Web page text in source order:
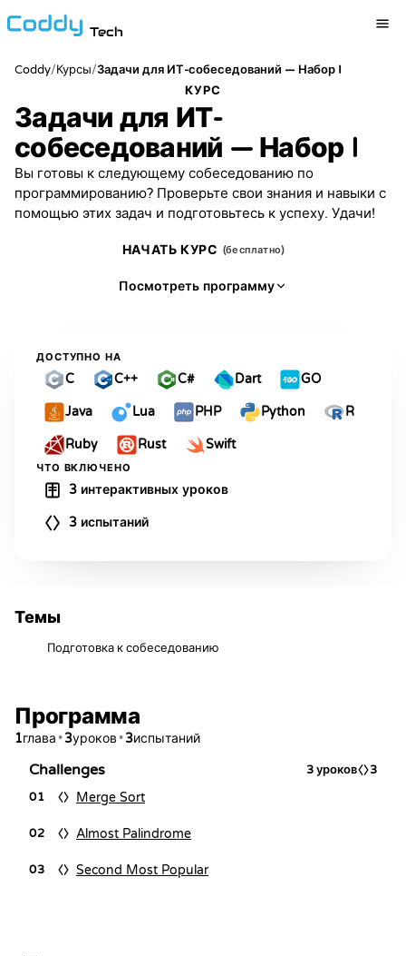
Tech
Coddy/Курсы/Задачи для ИТ-собеседований — Набор I
КУРС
Задачи для ИТ-
собеседований — Набор I
Вы готовы к следующему собеседованию по
программированию? Проверьте свои знания и навыки с
помощью этих задач и подготовьтесь к успеху. Удачи!
НАЧАТЬ КУРС (бесплатно)
Посмотреть программу
ДОСТУПНО НА
C C++ C# Dart GO
Java Lua PHP Python R
Ruby Rust Swift
ЧТО ВКЛЮЧЕНО
3 интерактивных уроков
3 испытаний
Темы
Подготовка к собеседованию
Программа
1глава •3уроков •3испытаний
Challenges 3уроков
3
01
Merge Sort
02 Almost Palindrome
03 Second Most Popular